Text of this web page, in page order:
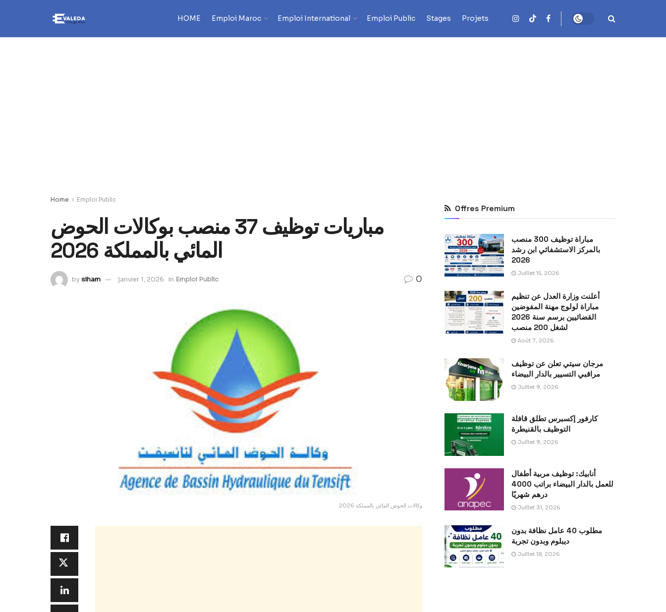
HOME Emploi Maroc Emploi International Emploi Public Stages Projets
Home Emploi Public
مباريات توظيف 37 منصب بوكالات الحوض
المائي بالمملكة 2026
bysiham janvier 1, 2026 in Emploi Public 0
وكالات الحوض المائي بالمملكة 2026
Offres Premium
مباراة توظيف 300 منصب
بالمركز الاستشفائي ابن رشد
2026
Juillet 15, 2026
أعلنت وزارة العدل عن تنظيم
مباراة لولوج مهنة المفوضين
القضائيين برسم سنة 2026
لشغل 200 منصب
Août 7, 2026
مرجان سيتي تعلن عن توظيف
مراقبي التسيير بالدار البيضاء
Juillet 9, 2026
كارفور إكسبرس تطلق قافلة
التوظيف بالقنيطرة
Juillet 9, 2026
أنابيك: توظيف مربية أطفال
للعمل بالدار البيضاء براتب 4000
درهم شهريًا
Juillet 31, 2026
مطلوب 40 عامل نظافة بدون
ديبلوم وبدون تجربة
Juillet 18, 2026